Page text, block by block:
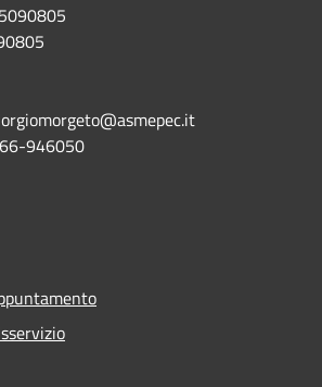
946050